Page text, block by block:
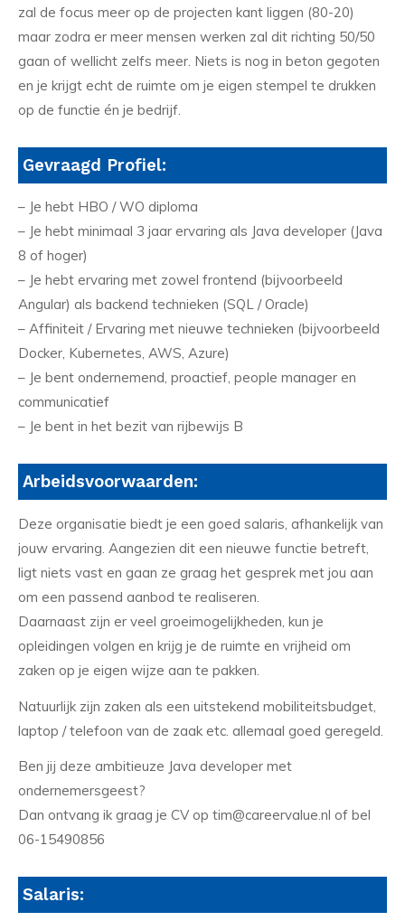
zal de focus meer op de projecten kant liggen (80-20)
maar zodra er meer mensen werken zal dit richting 50/50
gaan of wellicht zelfs meer. Niets is nog in beton gegoten
en je krijgt echt de ruimte om je eigen stempel te drukken
op de functie én je bedrijf.
Gevraagd Profiel:
– Je hebt HBO / WO diploma
– Je hebt minimaal 3 jaar ervaring als Java developer (Java
8 of hoger)
– Je hebt ervaring met zowel frontend (bijvoorbeeld
Angular) als backend technieken (SQL / Oracle)
– Affiniteit / Ervaring met nieuwe technieken (bijvoorbeeld
Docker, Kubernetes, AWS, Azure)
– Je bent ondernemend, proactief, people manager en
communicatief
– Je bent in het bezit van rijbewijs B
Arbeidsvoorwaarden:
Deze organisatie biedt je een goed salaris, afhankelijk van
jouw ervaring. Aangezien dit een nieuwe functie betreft,
ligt niets vast en gaan ze graag het gesprek met jou aan
om een passend aanbod te realiseren.
Daarnaast zijn er veel groeimogelijkheden, kun je
opleidingen volgen en krijg je de ruimte en vrijheid om
zaken op je eigen wijze aan te pakken.
Natuurlijk zijn zaken als een uitstekend mobiliteitsbudget,
laptop / telefoon van de zaak etc. allemaal goed geregeld.
Ben jij deze ambitieuze Java developer met
ondernemersgeest?
Dan ontvang ik graag je CV op tim@careervalue.nl of bel
06-15490856
Salaris: